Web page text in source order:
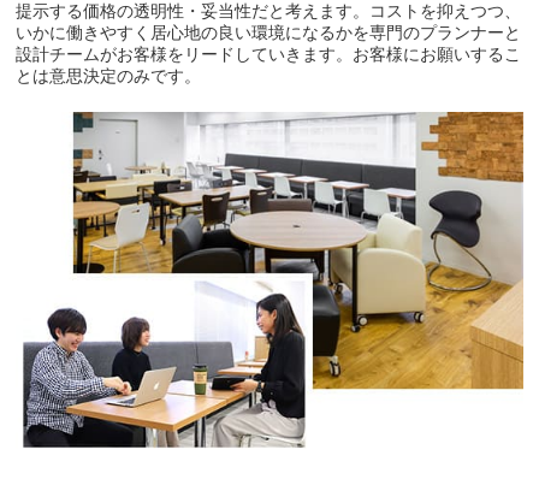
提示する価格の透明性・妥当性だと考えます。コストを抑えつつ、
いかに働きやすく居心地の良い環境になるかを専門のプランナーと
設計チームがお客様をリードしていきます。お客様にお願いするこ
とは意思決定のみです。